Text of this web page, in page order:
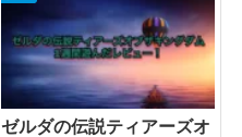
ゼルダの伝説ティアーズオ